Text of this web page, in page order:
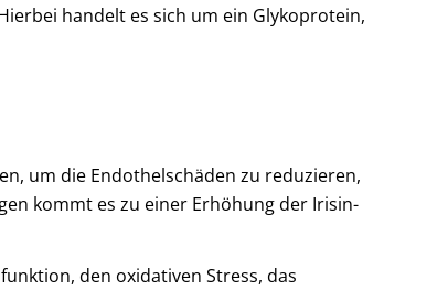
handelt es sich um ein Glykoprotein,
um die Endothelschäden zu reduzieren,
kommt es zu einer Erhöhung der Irisin-
den oxidativen Stress, das